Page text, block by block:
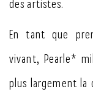
des artistes.
En tant que
vivant, Pearle*
plus largement